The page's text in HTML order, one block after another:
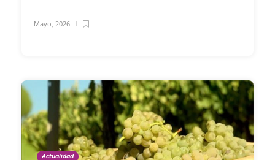
Mayo, 2026
Actualidad